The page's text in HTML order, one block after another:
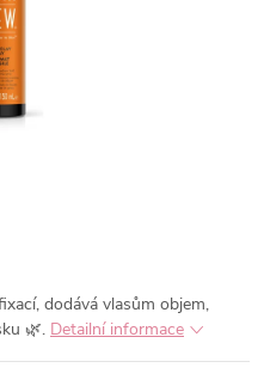
dodává vlasům objem,
🌿. Detailní informace